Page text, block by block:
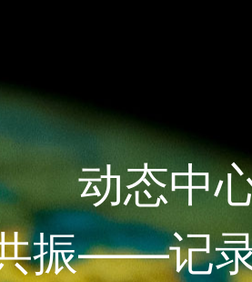
动态中
振——记